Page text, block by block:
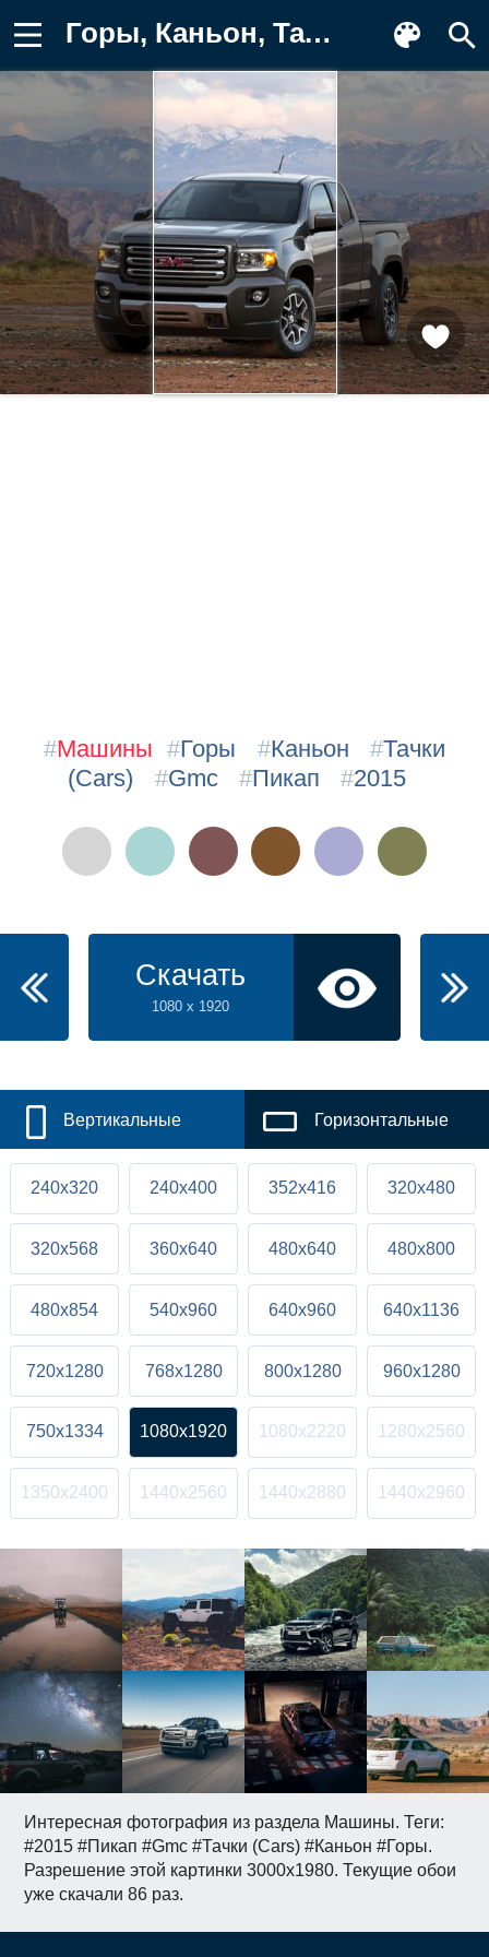
Горы, Каньон, Тачки (Cars), Gmc, Пикап Картинка для телефона
Интересная фотография из раздела Машины. Теги:
#2015 #Пикап #Gmc #Тачки (Cars) #Каньон #Горы.
Разрешение этой картинки 3000x1980. Текущие обои
уже скачали 86 раз.
#Машины #Горы #Каньон #Тачки
(Cars)
#Gmc #Пикап #2015
Скачать
1080 x 1920
Вертикальные Горизонтальные
240x320 240x400 352x416 320x480
320x568 360x640 480x640 480x800
480x854 540x960 640x960 640x1136
720x1280 768x1280 800x1280 960x1280
750x1334 1080x1920 1080x2220 1280x2560
1350x2400 1440x2560 1440x2880 1440x2960